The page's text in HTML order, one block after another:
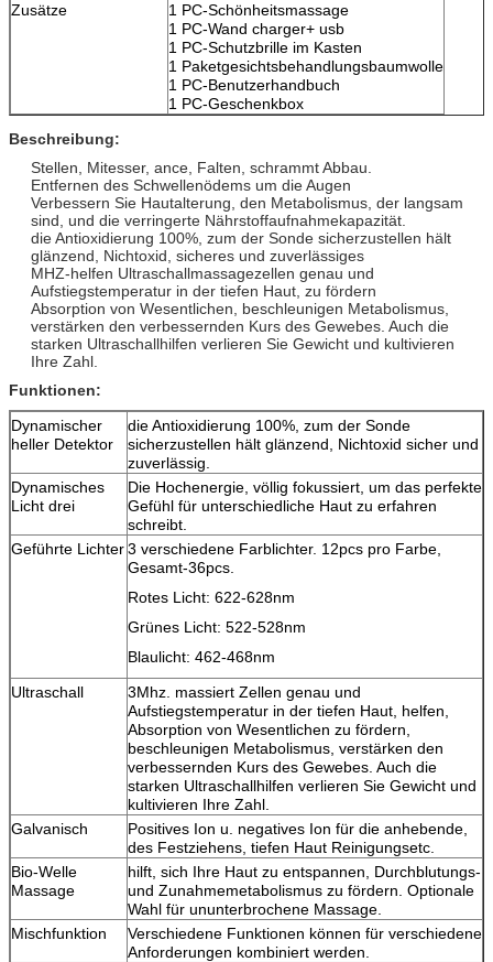
Zusätze
1 PC-Schönheitsmassage
1 PC-Wand charger+ usb
1 PC-Schutzbrille im Kasten
1 Paketgesichtsbehandlungsbaumwolle
1 PC-Benutzerhandbuch
1 PC-Geschenkbox
Beschreibung:
Stellen, Mitesser, ance, Falten, schrammt Abbau.
Entfernen des Schwellenödems um die Augen
Verbessern Sie Hautalterung, den Metabolismus, der langsam
sind, und die verringerte Nährstoffaufnahmekapazität.
die Antioxidierung 100%, zum der Sonde sicherzustellen hält
glänzend, Nichtoxid, sicheres und zuverlässiges
MHZ-helfen Ultraschallmassagezellen genau und
Aufstiegstemperatur in der tiefen Haut, zu fördern
Absorption von Wesentlichen, beschleunigen Metabolismus,
verstärken den verbessernden Kurs des Gewebes. Auch die
starken Ultraschallhilfen verlieren Sie Gewicht und kultivieren
Ihre Zahl.
Funktionen:
Dynamischer
heller Detektor
die Antioxidierung 100%, zum der Sonde
sicherzustellen hält glänzend, Nichtoxid sicher und
zuverlässig.
Dynamisches
Licht drei
Die Hochenergie, völlig fokussiert, um das perfekte
Gefühl für unterschiedliche Haut zu erfahren
schreibt.
Geführte Lichter3 verschiedene Farblichter. 12pcs pro Farbe,
Gesamt-36pcs.
Rotes Licht: 622-628nm
Grünes Licht: 522-528nm
Blaulicht: 462-468nm
Ultraschall
3Mhz. massiert Zellen genau und
Aufstiegstemperatur in der tiefen Haut, helfen,
Absorption von Wesentlichen zu fördern,
beschleunigen Metabolismus, verstärken den
verbessernden Kurs des Gewebes. Auch die
starken Ultraschallhilfen verlieren Sie Gewicht und
kultivieren Ihre Zahl.
Galvanisch
Positives Ion u. negatives Ion für die anhebende,
des Festziehens, tiefen Haut Reinigungsetc.
Bio-Welle
Massage
hilft, sich Ihre Haut zu entspannen, Durchblutungs-
und Zunahmemetabolismus zu fördern. Optionale
Wahl für ununterbrochene Massage.
Mischfunktion
Verschiedene Funktionen können für verschiedene
Anforderungen kombiniert werden.